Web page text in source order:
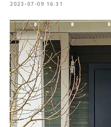
2023-07-09 16:31